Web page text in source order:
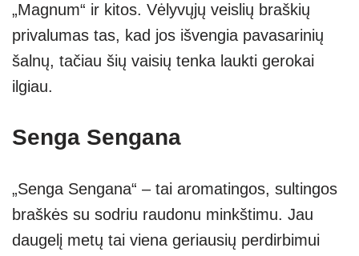
„Magnum“ ir kitos. Vėlyvųjų veislių braškių
privalumas tas, kad jos išvengia pavasarinių
šalnų, tačiau šių vaisių tenka laukti gerokai
ilgiau.
Senga Sengana
„Senga Sengana“ – tai aromatingos, sultingos
braškės su sodriu raudonu minkštimu. Jau
daugelį metų tai viena geriausių perdirbimui